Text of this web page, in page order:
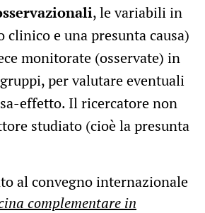
, le variabili in
clinico e una presunta causa)
monitorate (osservate) in
per valutare eventuali
effetto. Il ricercatore non
studiato (cioè la presunta
al convegno internazionale
complementare in